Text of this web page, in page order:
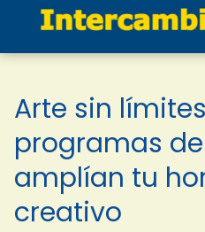
Arte sin
programas
amplían tu
creativo